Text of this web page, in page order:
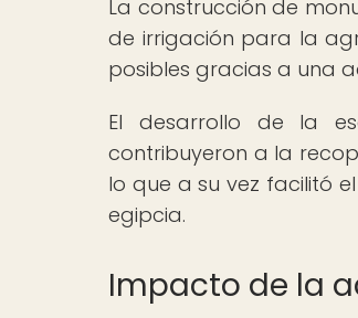
La construcción de
de irrigación para la
posibles gracias a una
El desarrollo de la
contribuyeron a la
lo que a su vez facilitó
egipcia.
Impacto de la